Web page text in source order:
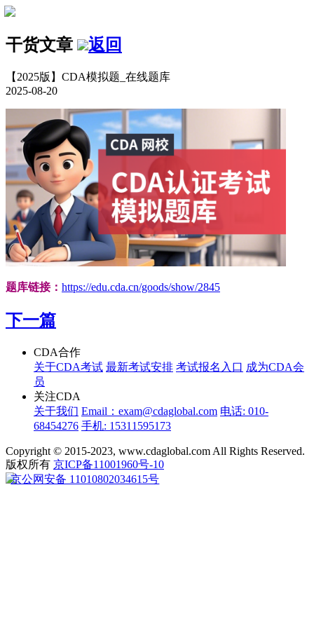
干货文章 返回
【2025版】CDA模拟题_在线题库
2025-08-20
题库链接： https://edu.cda.cn/goods/show/2845
下一篇
CDA合作
关于CDA考试 最新考试安排 考试报名入口 成为CDA会
员
关注CDA
关于我们 Email：exam@cdaglobal.com 电话: 010-
68454276 手机: 15311595173
Copyright © 2015-2023, www.cdaglobal.com All Rights Reserved.
版权所有 京ICP备11001960号-10
京公网安备 11010802034615号